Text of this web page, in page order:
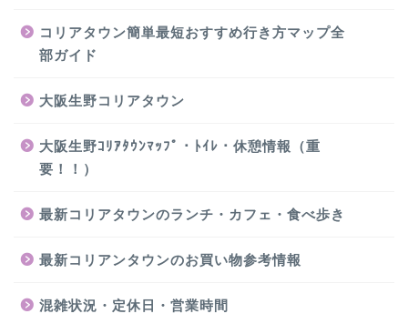
コリアタウン簡単最短おすすめ行き方マップ全
部ガイド
大阪生野コリアタウン
大阪生野ｺﾘｱﾀｳﾝﾏｯﾌﾟ・ﾄｲﾚ・休憩情報（重
要！！）
最新コリアタウンのランチ・カフェ・食べ歩き
最新コリアンタウンのお買い物参考情報
混雑状況・定休日・営業時間